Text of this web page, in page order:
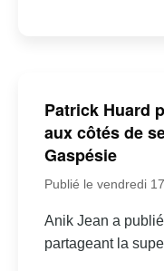
Patrick Huard
aux côtés de
Gaspésie
Publié le vendredi
Anik Jean a
partageant la